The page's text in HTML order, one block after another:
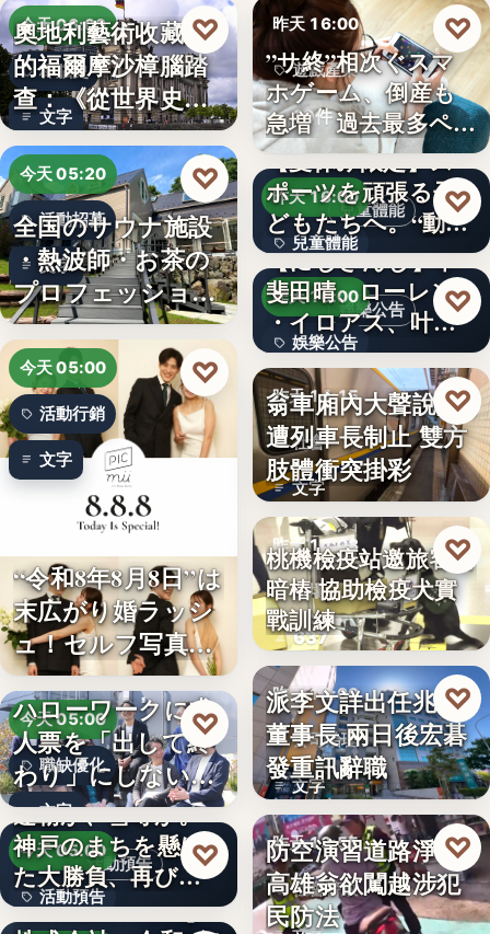
今天 06:00
樟腦史
文字
奧地利藝術收藏家
的福爾摩沙樟腦踏
查：《從世界史看
德意志帝…
♡
今天 05:20
活動招募
文字
全国のサウナ施設
・熱波師・お茶の
プロフェッショナ
ル募集！…
♡
今天 05:00
活動行銷
文字
“令和8年8月8日”は
末広がり婚ラッシ
ュ！セルフ写真館
「…
♡
今天 05:00
職缺優化
文字
ハローワークに求
人票を「出して終
わり」にしない。
求人票・…
♡
活動預告
今天 05:00
活動預告
連覇か、雪辱か。
神戸のまちを懸け
た大勝負、再び！
…
♡
Internnect Group
昨天 16:00
遊戲產業
10件
”サ終”相次ぐスマ
ホゲーム、倒産も
急増 過去最多ペー
スで…
♡
兒童體能
昨天 16:00
兒童體能
0円
【夏休み限定】ス
ポーツを頑張る子
どもたちへ。“動け
る身体…
♡
娛樂公告
昨天 16:00
娛樂公告
30
【にじさんじ】甲
斐田晴、ローレン
・イロアス、叶ワ
ンマンラ…
♡
昨天 14:15
社會
文字
翁車廂內大聲說話
遭列車長制止 雙方
肢體衝突掛彩
♡
昨天 14:08
機場
637
桃機檢疫站邀旅客當
暗樁 協助檢疫犬實
戰訓練
♡
昨天 14:00
公司治理
文字
派李文詳出任兆基
董事長 兩日後宏碁
發重訊辭職
♡
昨天 13:55
社會警政
防空演習道路淨空
高雄翁欲闖越涉犯
民防法
♡